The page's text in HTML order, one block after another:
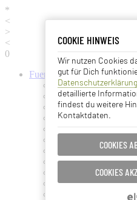
COOKIE HINWEIS
Wir nutzen Cookies
gut für Dich
Datenschutzerklärung
detaillierte
findest du weitere
Kontaktdaten.
COOKIES
COOKIES
*
<
>
<
0
Fuerteventura
Fuerteventura
Fuerteventura
Ortschaften auf
Strände auf
Pflanzen und Tiere
Fuertes Kunst und
Verkehrsmittel (Taxi,
Flughafen
Ämter und Services
Essen und Trinken
Ärzte auf